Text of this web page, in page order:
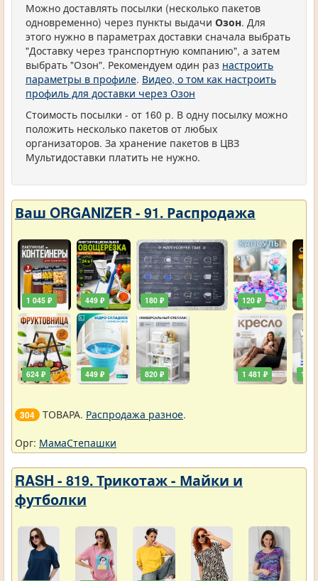
Можно доставлять посылки (несколько пакетов
одновременно) через пункты выдачи Озон. Для
этого нужно в параметрах доставки сначала выбрать
"Доставку через транспортную компанию", а затем
выбрать "Озон". Рекомендуем один раз настроить
параметры в профиле. Видео, о том как настроить
профиль для доставки через Озон
Стоимость посылки - от 160 р. В одну посылку можно
положить несколько пакетов от любых
организаторов. За хранение пакетов в ЦВЗ
Мультидоставки платить не нужно.
Ваш ORGANIZER - 91. Распродажа
1 045 ₽
624 ₽
449 ₽
449 ₽
180 ₽
820 ₽
120 ₽
1 481 ₽
129
111
304 ТОВАРА. Распродажа разное.
Орг: МамаСтепашки
RASH - 819. Трикотаж - Майки и
футболки